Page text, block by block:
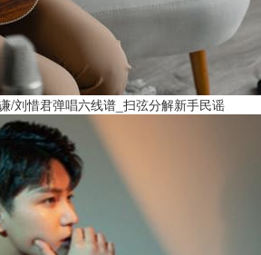
/刘惜君弹唱六线谱_扫弦分解新手民谣